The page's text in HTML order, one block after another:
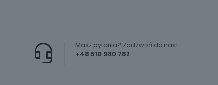
+48 510 980 782
Masz pytania? Zadzwoń do nas!